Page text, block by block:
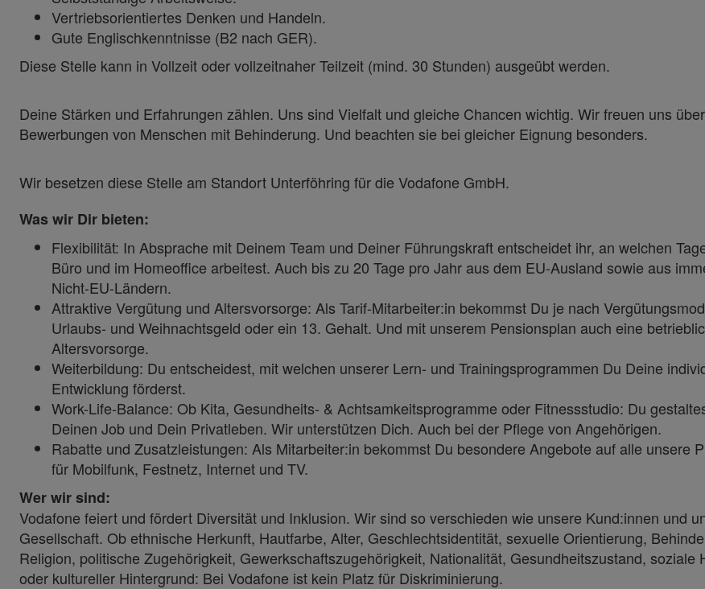
Vertriebsorientiertes Denken und Handeln.
Gute Englischkenntnisse (B2 nach GER).
Diese Stelle kann in Vollzeit oder vollzeitnaher Teilzeit (mind. 30 Stunden) ausgeübt werden.
Deine Stärken und Erfahrungen zählen. Uns sind Vielfalt und gleiche Chancen wichtig. Wir freuen uns über
Bewerbungen von Menschen mit Behinderung. Und beachten sie bei gleicher Eignung besonders.
Wir besetzen diese Stelle am Standort Unterföhring für die Vodafone GmbH.
Was wir Dir bieten:
Flexibilität: In Absprache mit Deinem Team und Deiner Führungskraft entscheidet ihr, an welchen
Büro und im Homeoffice arbeitest. Auch bis zu 20 Tage pro Jahr aus dem EU-Ausland sowie aus
Nicht-EU-Ländern.
Attraktive Vergütung und Altersvorsorge: Als Tarif-Mitarbeiter:in bekommst Du je nach
Urlaubs- und Weihnachtsgeld oder ein 13. Gehalt. Und mit unserem Pensionsplan auch eine
Altersvorsorge.
Weiterbildung: Du entscheidest, mit welchen unserer Lern- und Trainingsprogrammen Du Deine
Entwicklung förderst.
Work-Life-Balance: Ob Kita, Gesundheits- & Achtsamkeitsprogramme oder Fitnessstudio: Du
Deinen Job und Dein Privatleben. Wir unterstützen Dich. Auch bei der Pflege von Angehörigen.
Rabatte und Zusatzleistungen: Als Mitarbeiter:in bekommst Du besondere Angebote auf alle unsere
für Mobilfunk, Festnetz, Internet und TV.
Wer wir sind:
Vodafone feiert und fördert Diversität und Inklusion. Wir sind so verschieden wie unsere Kund:innen und
Gesellschaft. Ob ethnische Herkunft, Hautfarbe, Alter, Geschlechtsidentität, sexuelle Orientierung,
Religion, politische Zugehörigkeit, Gewerkschaftszugehörigkeit, Nationalität, Gesundheitszustand, soziale
oder kultureller Hintergrund: Bei Vodafone ist kein Platz für Diskriminierung.